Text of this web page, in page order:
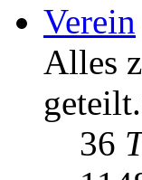
Verein
Alles
36